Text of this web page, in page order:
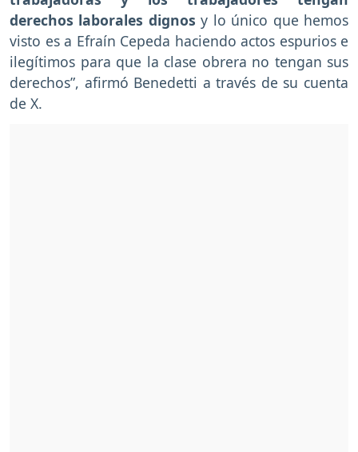
derechos laborales dignos y lo único que hemos
visto es a Efraín Cepeda haciendo actos espurios e
ilegítimos para que la clase obrera no tengan sus
derechos”, afirmó Benedetti a través de su cuenta
de X.